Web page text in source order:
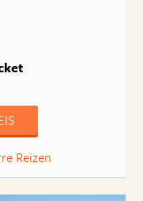
Reizen